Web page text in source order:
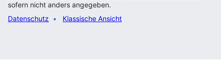
sofern nicht anders angegeben.
Datenschutz
Klassische Ansicht